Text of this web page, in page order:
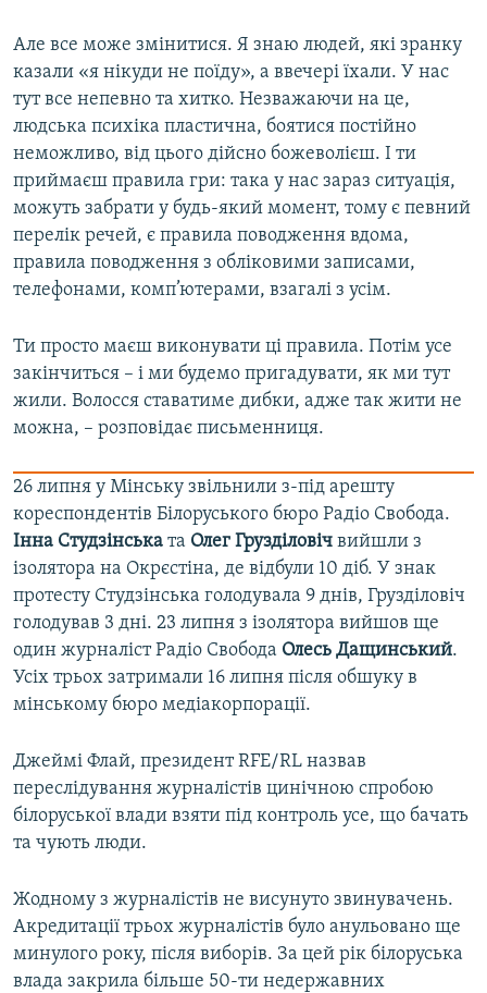
Але все може змінитися. Я знаю людей, які зранку
казали «я нікуди не поїду», а ввечері їхали. У нас
тут все непевно та хитко. Незважаючи на це,
людська психіка пластична, боятися постійно
неможливо, від цього дійсно божеволієш. І ти
приймаєш правила гри: така у нас зараз ситуація,
можуть забрати у будь-який момент, тому є певний
перелік речей, є правила поводження вдома,
правила поводження з обліковими записами,
телефонами, комп’ютерами, взагалі з усім.
Ти просто маєш виконувати ці правила. Потім усе
закінчиться – і ми будемо пригадувати, як ми тут
жили. Волосся ставатиме дибки, адже так жити не
можна, – розповідає письменниця.
26 липня у Мінську звільнили з-під арешту
кореспондентів Білоруського бюро Радіо Свобода.
Інна Студзінська та Олег Грузділовіч вийшли з
ізолятора на Окрєстіна, де відбули 10 діб. У знак
протесту Студзінська голодувала 9 днів, Грузділовіч
голодував 3 дні. 23 липня з ізолятора вийшов ще
один журналіст Радіо Свобода Олесь Дащинський.
Усіх трьох затримали 16 липня після обшуку в
мінському бюро медіакорпорації.
Джеймі Флай, президент RFE/RL назвав
переслідування журналістів цинічною спробою
білоруської влади взяти під контроль усе, що бачать
та чують люди.
Жодному з журналістів не висунуто звинувачень.
Акредитації трьох журналістів було анульовано ще
минулого року, після виборів. За цей рік білоруська
влада закрила більше 50-ти недержавних